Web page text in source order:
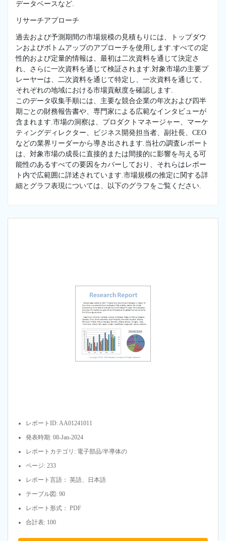
データベースなど.
リサーチアプローチ
過去および予測期間の市場規模の見積もりには、トップダウ
ンおよびボトムアップのアプローチを使用します.すべての定
性的および定量的情報は、最初は二次資料を通じて決定さ
れ、さらに一次資料を通じて検証されます.対象市場の主要プ
レーヤーは、二次資料を通じて特定し、一次資料を通じて、
それぞれの地域における市場貢献度を確認します.
このデータ収集手順には、主要な競合企業の年次および四半
期ごとの財務報告書や、専門家による広範なインタビューが
含まれます.市場の洞察は、プロダクトマネージャー、マーケ
ティングディレクター、ビジネス開発担当者、副社長、CEO
などの業界リーダーから導き出されます.当社の調査レポート
は、対象市場の成長に直接的または間接的に影響を与える可
能性のあるすべての要因をカバーしており、それらはレポー
ト内で広範囲に詳述されています.市場規模の推定に関する詳
細とグラフ表現については、以下のグラフをご覧ください.
レポートID: AA01241011
発表時期: 08-Jan-2024
レポートカテゴリ: 電子部品/半導体の
ページ: 233
レポート言語： 英語、日本語
テーブル図: 90
レポート形式： PDF
合計表: 100